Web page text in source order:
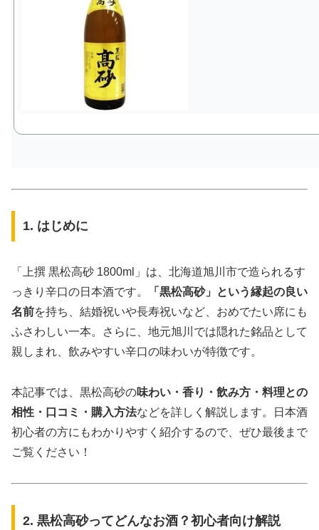
1. はじめに
「上撰 黒松高砂 1800ml」は、北海道旭川市で造られるす
っきり辛口の日本酒です。
「黒松高砂」という縁起の良い
名前を持ち、結婚祝いや長寿祝いなど、おめでたい席にも
ふさわしい一本。さらに、地元旭川では隠れた銘品として
親しまれ、飲みやすい辛口の味わいが特徴です。
本記事では、黒松高砂の味わい・香り・飲み方・料理との
相性・口コミ・購入方法などを詳しく解説します。日本酒
初心者の方にもわかりやすく紹介するので、ぜひ最後まで
ご覧ください！
2. 黒松高砂ってどんなお酒？初心者向け解説